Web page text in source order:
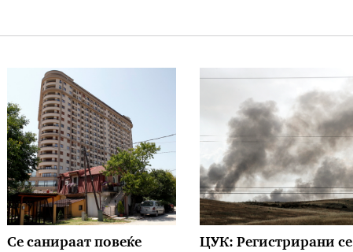
Се санираат повеќе
ЦУК: Регистрирани се